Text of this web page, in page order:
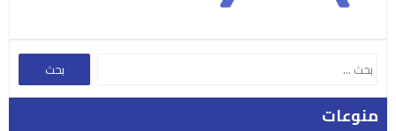
منوعات